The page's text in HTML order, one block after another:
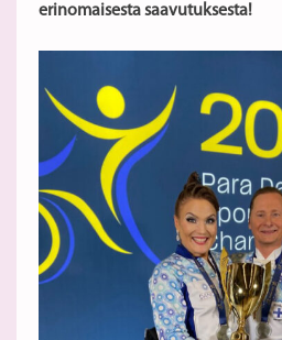
erinomaisesta saavutuksesta!